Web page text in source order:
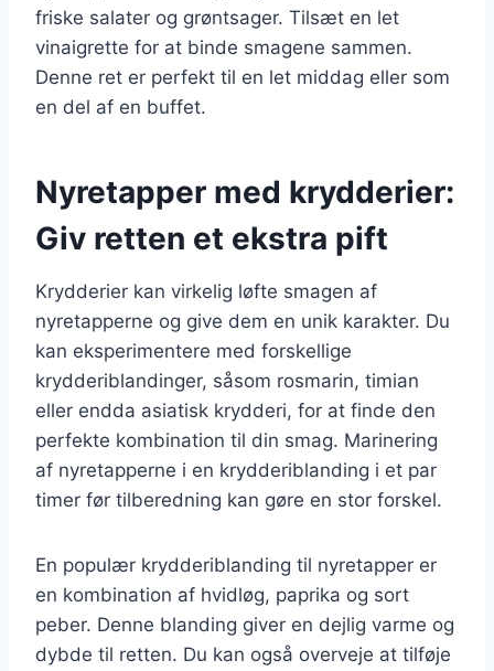
friske salater og grøntsager. Tilsæt en let
vinaigrette for at binde smagene sammen.
Denne ret er perfekt til en let middag eller som
en del af en buffet.
Nyretapper med krydderier:
Giv retten et ekstra pift
Krydderier kan virkelig løfte smagen af
nyretapperne og give dem en unik karakter. Du
kan eksperimentere med forskellige
krydderiblandinger, såsom rosmarin, timian
eller endda asiatisk krydderi, for at finde den
perfekte kombination til din smag. Marinering
af nyretapperne i en krydderiblanding i et par
timer før tilberedning kan gøre en stor forskel.
En populær krydderiblanding til nyretapper er
en kombination af hvidløg, paprika og sort
peber. Denne blanding giver en dejlig varme og
dybde til retten. Du kan også overveje at tilføje